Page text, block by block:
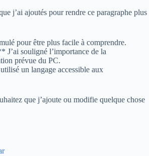
j’ai ajoutés pour rendre ce paragraphe plus
pour être plus facile à comprendre.
souligné l’importance de la
prévue du PC.
un langage accessible aux
que j’ajoute ou modifie quelque chose